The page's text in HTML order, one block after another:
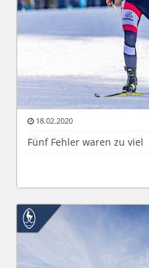
18.02.2020
Fünf Fehler waren zu viel